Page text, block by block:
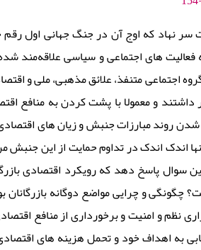
نهاد که اوج آن در جنگ جهانی اول رقم
های اجتماعی و سیاسی علاقه‌مند
اجتماعی متنفذ، علائق مذهبی، ملی و
و معمولا با پشت کردن به منافع
روند مبارزات جنبش و زیان های
اندک اندک در تداوم حمایت از این
سوال پاسخ دهد که رویکرد اقتصادی
و چرایی مواضع دوگانه
نظم و امنیت و برخورداری از منافع
به اهداف خود و تحمل هزینه های